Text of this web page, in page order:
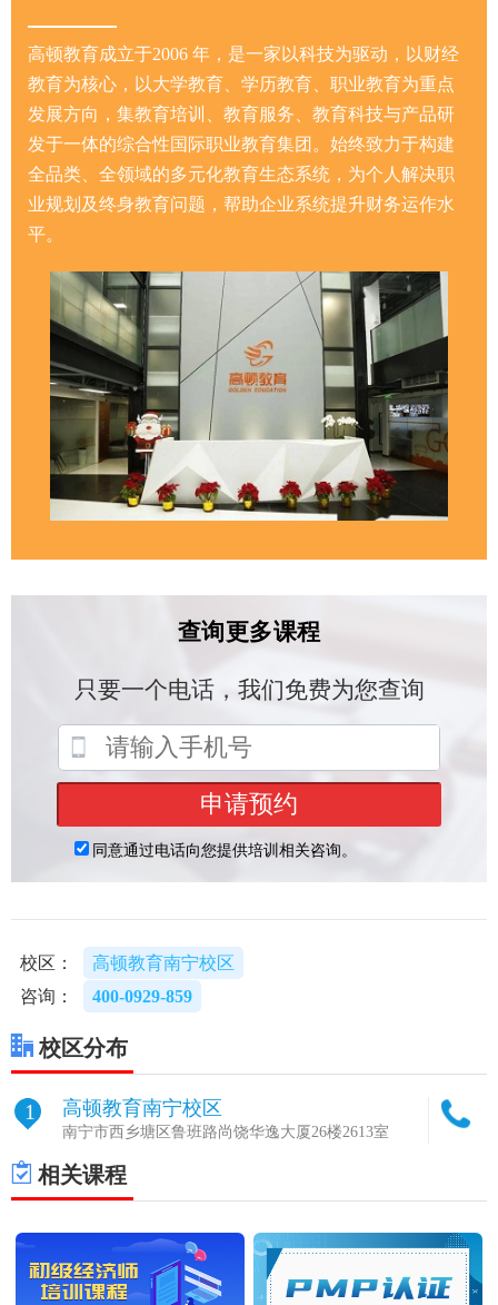
高顿教育成立于2006 年，是一家以科技为驱动，以财经
教育为核心，以大学教育、学历教育、职业教育为重点
发展方向，集教育培训、教育服务、教育科技与产品研
发于一体的综合性国际职业教育集团。始终致力于构建
全品类、全领域的多元化教育生态系统，为个人解决职
业规划及终身教育问题，帮助企业系统提升财务运作水
平。
校区：
高顿教育南宁校区
咨询：
400-0929-859
校区分布
1 高顿教育南宁校区
南宁市西乡塘区鲁班路尚饶华逸大厦26楼2613室
相关课程